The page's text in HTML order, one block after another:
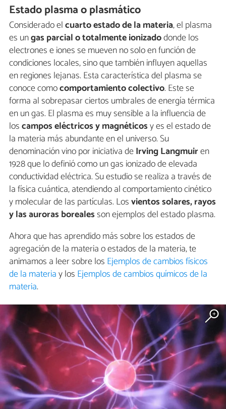
Estado plasma o plasmático
Considerado elcuarto estado de la materia, el plasma
es ungas parcial o totalmente ionizadodonde los
electrones e iones se mueven no solo en función de
condiciones locales, sino que también influyen aquellas
en regiones lejanas. Esta característica del plasma se
conoce comocomportamiento colectivo. Este se
forma al sobrepasar ciertos umbrales de energía térmica
en un gas. El plasma es muy sensible a la influencia de
loscampos eléctricos y magnéticosy es el estado de
la materia más abundante en el universo. Su
denominación vino por iniciativa deIrving Langmuiren
1928 que lo definió como un gas ionizado de elevada
conductividad eléctrica. Su estudio se realiza a través de
la física cuántica, atendiendo al comportamiento cinético
y molecular de las partículas. Losvientos solares, rayos
y las auroras borealesson ejemplos del estado plasma.
Ahora que has aprendido más sobre los estados de
agregación de la materia o estados de la materia, te
animamos a leer sobre los Ejemplos de cambios físicos
de la materiay los Ejemplos de cambios químicos de la
materia.